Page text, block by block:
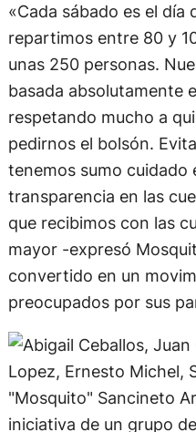
«Cada sábado es el día
repartimos entre 80 y
unas 250 personas.
basada absolutamente
respetando mucho a
pedirnos el bolsón.
tenemos sumo
transparencia en las
que recibimos con las
mayor -expresó
convertido en un
preocupados por sus